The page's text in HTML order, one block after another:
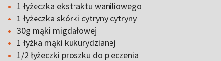
1 łyżeczka ekstraktu waniliowego
1 łyżeczka skórki cytryny cytryny
30g mąki migdałowej
1 łyżka mąki kukurydzianej
1/2 łyżeczki proszku do pieczenia